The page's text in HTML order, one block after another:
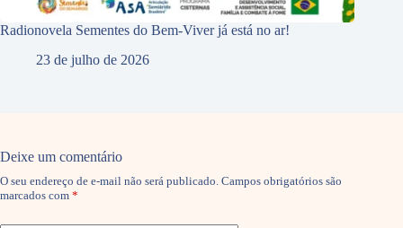
Radionovela Sementes do Bem-Viver já está no ar!
23 de julho de 2026
Deixe um comentário
O seu endereço de e-mail não será publicado. Campos obrigatórios são
marcados com *